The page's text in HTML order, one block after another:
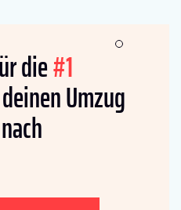
die#1
Umzug